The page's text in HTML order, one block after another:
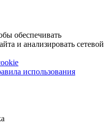
обеспечивать
и анализировать сетевой
использования